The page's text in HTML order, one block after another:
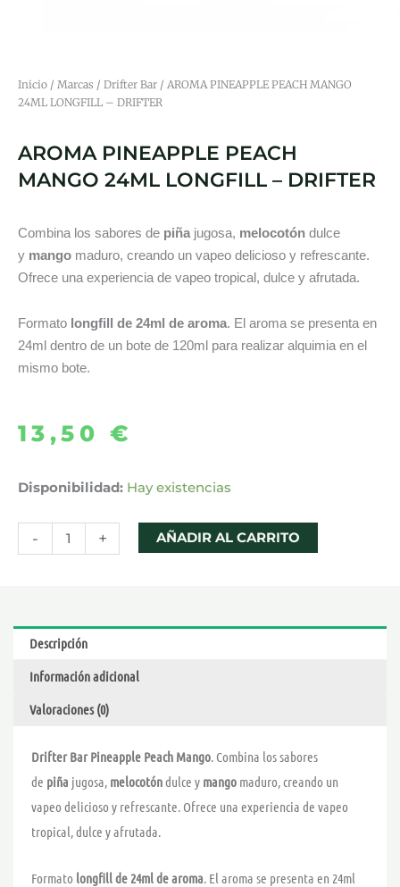
Inicio / Marcas / Drifter Bar / AROMA PINEAPPLE PEACH MANGO
24ML LONGFILL – DRIFTER
AROMA PINEAPPLE PEACH
MANGO 24ML LONGFILL – DRIFTER
Combina los sabores de piña jugosa, melocotón dulce
y mango maduro, creando un vapeo delicioso y refrescante.
Ofrece una experiencia de vapeo tropical, dulce y afrutada.
Formato longfill de 24ml de aroma. El aroma se presenta en
24ml dentro de un bote de 120ml para realizar alquimia en el
mismo bote.
13,50€
Disponibilidad: Hay existencias
-
AROMA
PEACH
MANGO
-
DRIFTER
cantidad
+ AÑADIR AL CARRITO
Descripción
Información adicional
Valoraciones (0)
Drifter Bar Pineapple Peach Mango. Combina los sabores
de piña jugosa, melocotóndulce y mango maduro, creando un
vapeo delicioso y refrescante. Ofrece una experiencia de vapeo
tropical, dulce y afrutada.
Formato longfill de 24ml de aroma. El aroma se presenta en 24ml